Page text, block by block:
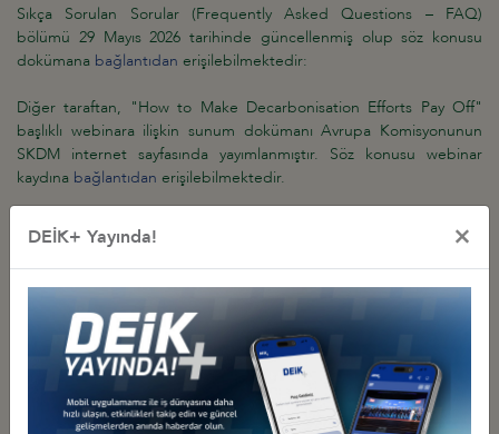
Sıkça Sorulan Sorular (Frequently Asked Questions – FAQ)
bölümü 29 Mayıs 2026 tarihinde güncellenmiş olup söz konusu
dokümana bağlantıdan erişilebilmektedir:
Diğer taraftan, "How to Make Decarbonisation Efforts Pay Off"
başlıklı webinara ilişkin sunum dokümanı Avrupa Komisyonunun
SKDM internet sayfasında yayımlanmıştır. Söz konusu webinar
kaydına bağlantıdan erişilebilmektedir.
Diğer Duyurular
AB ORMANSIZLAŞMANIN ÖNLENMESİ MEVZUATI
KAPSAMINDA İKİ YENİ UYGULAMANIN KABUL EDİLMESİ
DEİK+ Yayında! ×